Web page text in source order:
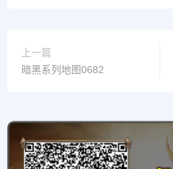
上一篇
暗黑系列地图0682